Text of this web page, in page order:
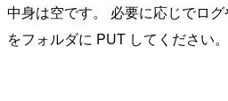
中身は空です。 必要に応じでロ
をフォルダに PUT してください。